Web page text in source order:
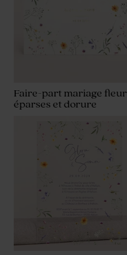
Faire-part mariage
éparses et dorure